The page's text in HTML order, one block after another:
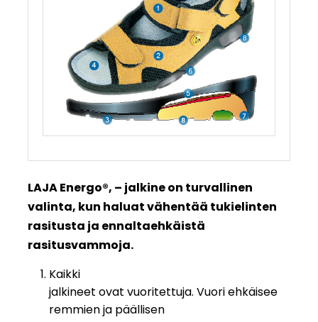
LAJA Energo®, – jalkine on turvallinen
valinta, kun haluat vähentää tukielinten
rasitusta ja ennaltaehkäistä
rasitusvammoja.
Kaikki
jalkineet ovat vuoritettuja. Vuori ehkäisee
remmien ja päällisen